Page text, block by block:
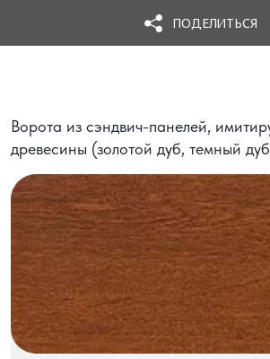
Ворота из сэндвич-панелей,
древесины (золотой дуб, темный